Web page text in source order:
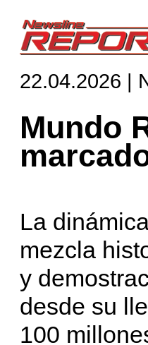
22.04.2026 |
Mundo
La
mezcla
y
desde su
100